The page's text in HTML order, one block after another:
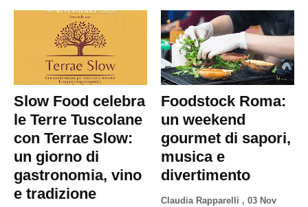
Slow Food celebra
le Terre Tuscolane
con Terrae Slow:
un giorno di
gastronomia, vino
e tradizione
Foodstock Roma:
un weekend
gourmet di sapori,
musica e
divertimento
Claudia Rapparelli , 03 Nov